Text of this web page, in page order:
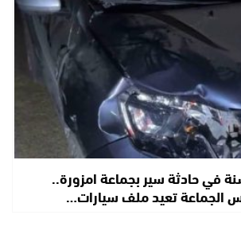
في حادثة سير بجماعة امزورة..
الجماعة تعيد ملف سيارات…